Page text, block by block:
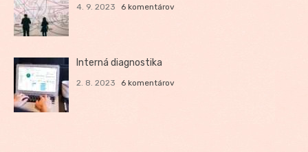
4. 9. 2023 6 komentárov
Interná diagnostika
2. 8. 2023 6 komentárov